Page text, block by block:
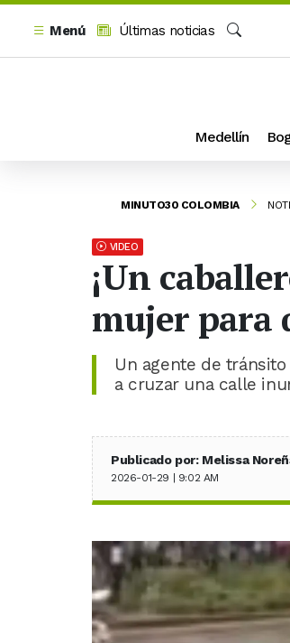
Menú
Últimas noticias
Medellín
MINUTO30 COLOMBIA
VIDEO
¡Un
mujer para
Un agente de
a cruzar una calle
Publicado por: Melissa
2026-01-29 | 9:02 AM